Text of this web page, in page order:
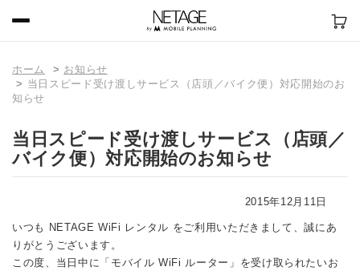
ホーム
お知らせ
当日スピード受け渡しサービス（店頭／バイク便）対応開始のお
知らせ
当日スピード受け渡しサービス（店頭／
バイク便）対応開始のお知らせ
2015年12月11日
いつも NETAGE WiFi レンタル をご利用いただきまして、誠にあ
りがとうございます。
この度、当日中に「モバイル WiFi ルーター」を受け取られたいお